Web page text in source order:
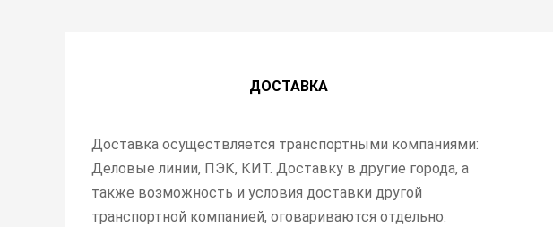
ДОСТАВКА
Доставка осуществляется транспортными компаниями:
Деловые линии, ПЭК, КИТ. Доставку в другие города, а
также возможность и условия доставки другой
транспортной компанией, оговариваются отдельно.